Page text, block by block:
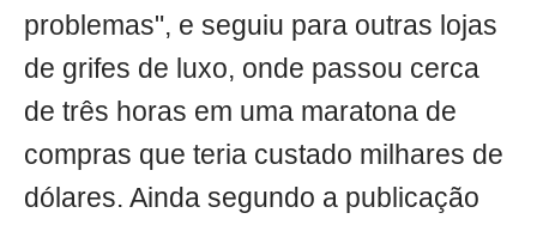
problemas", e seguiu para outras lojas
de grifes de luxo, onde passou cerca
de três horas em uma maratona de
compras que teria custado milhares de
dólares. Ainda segundo a publicação